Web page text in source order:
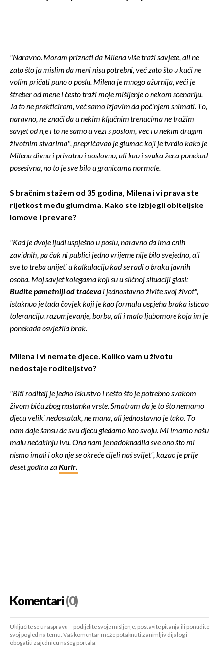
"Naravno. Moram priznati da Milena više traži savjete, ali ne
zato što ja mislim da meni nisu potrebni, već zato što u kući ne
volim pričati puno o poslu. Milena je mnogo ažurnija, veći je
štreber od mene i često traži moje mišljenje o nekom scenariju.
Ja to ne prakticiram, već samo izjavim da počinjem snimati. To,
naravno, ne znači da u nekim ključnim trenucima ne tražim
savjet od nje i to ne samo u vezi s poslom, već i u nekim drugim
životnim stvarima'', prepričavao je glumac koji je tvrdio kako je
Milena divna i privatno i poslovno, ali kao i svaka žena ponekad
posesivna, no to je sve bilo u granicama normale.
S bračnim stažem od 35 godina, Milena i vi prava ste
rijetkost među glumcima. Kako ste izbjegli obiteljske
lomove i prevare?
"Kad je dvoje ljudi uspješno u poslu, naravno da ima onih
zavidnih, pa čak ni publici jedno vrijeme nije bilo svejedno, ali
sve to treba unijeti u kalkulaciju kad se radi o braku javnih
osoba. Moj savjet kolegama koji su u sličnoj situaciji glasi:
Budite pametniji od tračevai jednostavno živite svoj život",
istaknuo je tada čovjek koji je kao formulu uspjeha braka isticao
toleranciju, razumjevanje, borbu, ali i malo ljubomore koja im je
ponekada osvježila brak.
Milena i vi nemate djece. Koliko vam u životu
nedostaje roditeljstvo?
"Biti roditelj je jedno iskustvo i nešto što je potrebno svakom
živom biću zbog nastanka vrste. Smatram da je to što nemamo
djecu veliki nedostatak, ne mana, ali jednostavno je tako. To
nam daje šansu da svu djecu gledamo kao svoju. Mi imamo našu
malu nećakinju Ivu. Ona nam je nadoknadila sve ono što mi
nismo imali i oko nje se okreće cijeli naš svijet'', kazao je prije
deset godina zaKurir.
Komentari(0)
Uključite se u raspravu – podijelite svoje mišljenje, postavite pitanja ili ponudite
svoj pogled na temu. Vaš komentar može potaknuti zanimljiv dijalog i
obogatiti zajednicu našeg portala.